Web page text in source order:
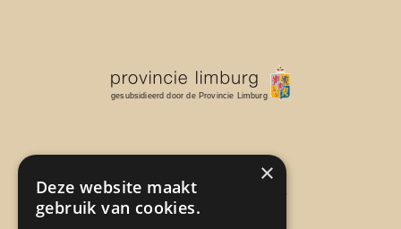
×
Deze website maakt
gebruik van cookies.